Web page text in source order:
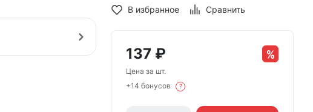
В избранное Сравнить
137 ₽
Цена за шт.
+14 бонусов
?